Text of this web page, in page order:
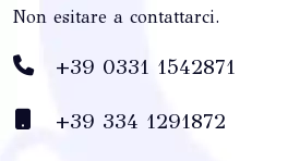
Non esitare a contattarci.
+39 0331 1542871
+39 334 1291872